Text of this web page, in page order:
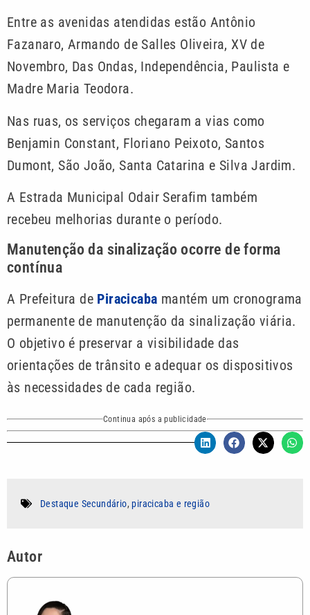
Entre as avenidas atendidas estão Antônio
Fazanaro, Armando de Salles Oliveira, XV de
Novembro, Das Ondas, Independência, Paulista e
Madre Maria Teodora.
Nas ruas, os serviços chegaram a vias como
Benjamin Constant, Floriano Peixoto, Santos
Dumont, São João, Santa Catarina e Silva Jardim.
A Estrada Municipal Odair Serafim também
recebeu melhorias durante o período.
Manutenção da sinalização ocorre de forma
contínua
A Prefeitura de Piracicaba mantém um cronograma
permanente de manutenção da sinalização viária.
O objetivo é preservar a visibilidade das
orientações de trânsito e adequar os dispositivos
às necessidades de cada região.
Continua após a publicidade
Destaque Secundário, piracicaba e região
Autor